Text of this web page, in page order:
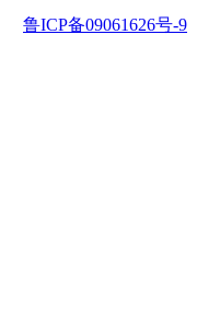
鲁ICP备09061626号-9